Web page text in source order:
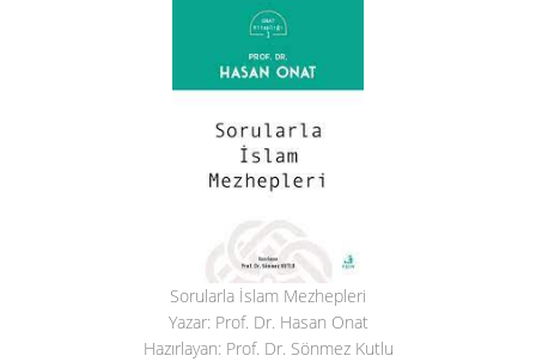
Sorularla İslam Mezhepleri
Yazar: Prof. Dr. Hasan Onat
Hazırlayan: Prof. Dr. Sönmez Kutlu